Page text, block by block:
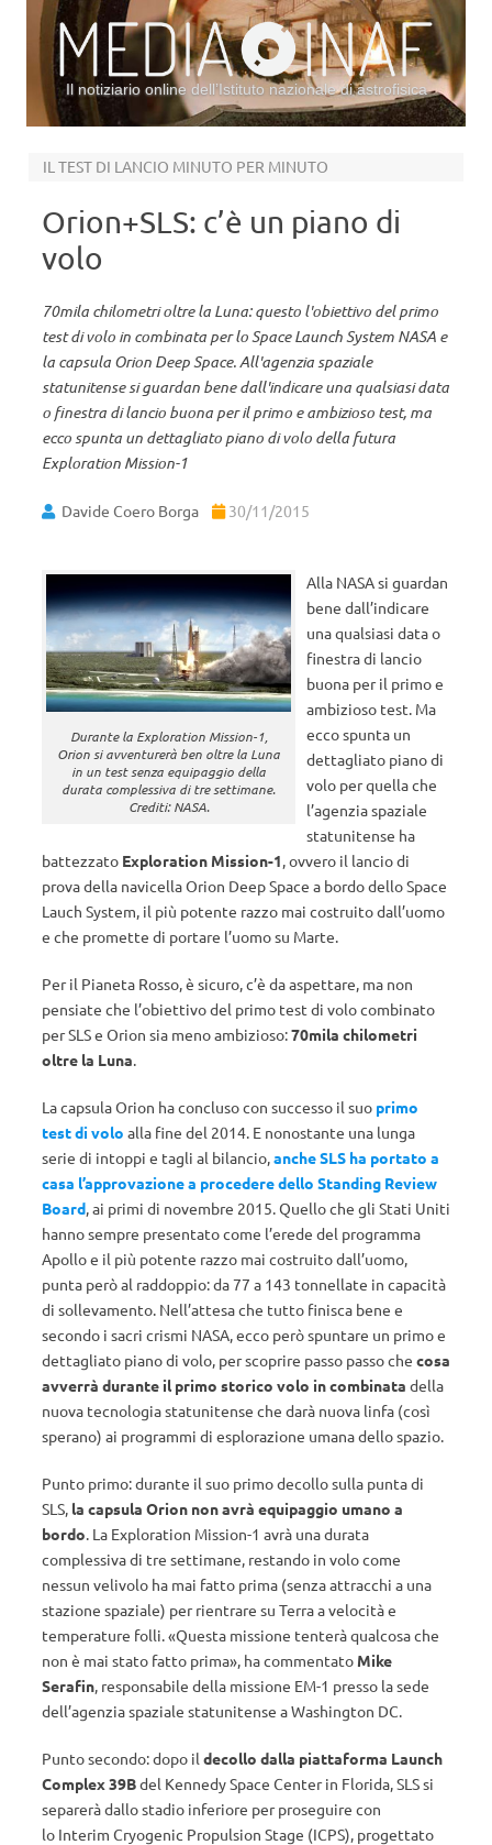
Il notiziario online dell’Istituto nazionale di astrofisica
IL TEST DI LANCIO MINUTO PER MINUTO
Orion+SLS: c’è un piano di
volo
70mila chilometri oltre la Luna: questo l'obiettivo del primo
test di volo in combinata per lo Space Launch System NASA e
la capsula Orion Deep Space. All'agenzia spaziale
statunitense si guardan bene dall'indicare una qualsiasi data
o finestra di lancio buona per il primo e ambizioso test, ma
ecco spunta un dettagliato piano di volo della futura
Exploration Mission-1
Davide Coero Borga 30/11/2015
Durante la Exploration Mission-1,
Orion si avventurerà ben oltre la Luna
in un test senza equipaggio della
durata complessiva di tre settimane.
Crediti: NASA.
Alla NASA si guardan
bene dall’indicare
una qualsiasi data o
finestra di lancio
buona per il primo e
ambizioso test. Ma
ecco spunta un
dettagliato piano di
volo per quella che
l’agenzia spaziale
statunitense ha
battezzato Exploration Mission-1, ovvero il lancio di
prova della navicella Orion Deep Space a bordo dello Space
Lauch System, il più potente razzo mai costruito dall’uomo
e che promette di portare l’uomo su Marte.
Per il Pianeta Rosso, è sicuro, c’è da aspettare, ma non
pensiate che l’obiettivo del primo test di volo combinato
per SLS e Orion sia meno ambizioso:70mila chilometri
oltre la Luna.
La capsula Orion ha concluso con successo il suo primo
test di volo alla fine del 2014. E nonostante una lunga
serie di intoppi e tagli al bilancio,anche SLS ha portato a
casa l’approvazione a procedere dello Standing Review
Board, ai primi di novembre 2015. Quello che gli Stati Uniti
hanno sempre presentato come l’erede del programma
Apollo e il più potente razzo mai costruito dall’uomo,
punta però al raddoppio: da 77 a 143 tonnellate in capacità
di sollevamento. Nell’attesa che tutto finisca bene e
secondo i sacri crismi NASA, ecco però spuntare un primo e
dettagliato piano di volo, per scoprire passo passo che cosa
avverrà durante il primo storico volo in combinata della
nuova tecnologia statunitense che darà nuova linfa (così
sperano) ai programmi di esplorazione umana dello spazio.
Punto primo: durante il suo primo decollo sulla punta di
SLS, la capsula Orion non avrà equipaggio umano a
bordo. La Exploration Mission-1 avrà una durata
complessiva di tre settimane, restando in volo come
nessun velivolo ha mai fatto prima (senza attracchi a una
stazione spaziale) per rientrare su Terra a velocità e
temperature folli. «Questa missione tenterà qualcosa che
non è mai stato fatto prima», ha commentato Mike
Serafin, responsabile della missione EM-1 presso la sede
dell’agenzia spaziale statunitense a Washington DC.
Punto secondo: dopo il decollo dalla piattaforma Launch
Complex 39Bdel Kennedy Space Center in Florida, SLS si
separerà dallo stadio inferiore per proseguire con
lo Interim Cryogenic Propulsion Stage (ICPS), progettato